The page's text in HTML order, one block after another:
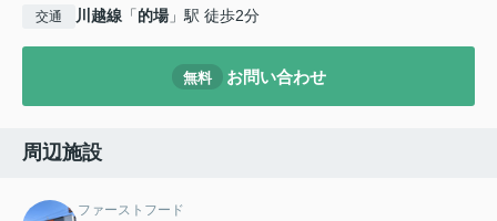
交通 川越線 「的場」駅 徒歩2分
無料 お問い合わせ
周辺施設
ファーストフード